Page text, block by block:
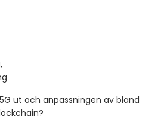
ut och anpassningen av bland